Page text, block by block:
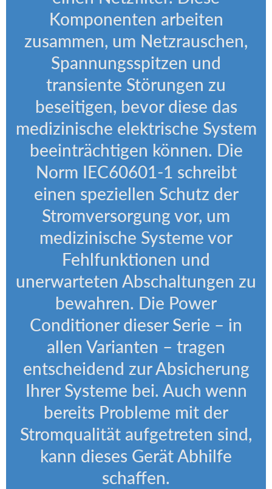
Komponenten arbeiten
zusammen, um Netzrauschen,
Spannungsspitzen und
transiente Störungen zu
beseitigen, bevor diese das
medizinische elektrische System
beeinträchtigen können. Die
Norm IEC60601-1 schreibt
einen speziellen Schutz der
Stromversorgung vor, um
medizinische Systeme vor
Fehlfunktionen und
unerwarteten Abschaltungen zu
bewahren. Die Power
Conditioner dieser Serie – in
allen Varianten – tragen
entscheidend zur Absicherung
Ihrer Systeme bei. Auch wenn
bereits Probleme mit der
Stromqualität aufgetreten sind,
kann dieses Gerät Abhilfe
schaffen.